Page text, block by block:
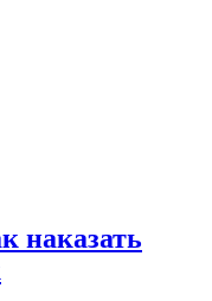
наказать